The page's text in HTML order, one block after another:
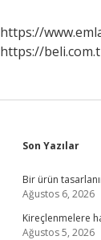
https://
https://
Son Yazılar
Bir ürün
Ağustos 6, 2026
Kireçlenmelere
Ağustos 5, 2026